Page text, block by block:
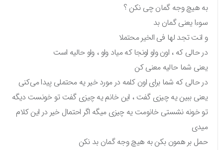
به هیچ وجه گمان چی نکن ؟
سوءا یعنی گمان بد
و انت تجد لها فی الخیر محتملا
در حالی که ، اون واو اونجا که میاد واو ، واو حالیه است
یعنی شما حالیه معنی کن
در حالی که شما برای اون کلمه در مورد خیر یه محتملی پیدا می‌کنی
یعنی ببین یه چیزی گفت ، این خانم یه چیزی گفت تو خونست دیگه
تو خونه نشستی خانومت یه چیزی میگه اگر احتمال خیر در این کلام
میدی
حمل بر همون بکن به هیچ وجه گمان بد نکن